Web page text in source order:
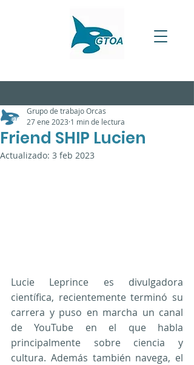
Friend SHIP Lucien
Grupo de trabajo Orcas
27 ene 2023 1 min de lectura
Actualizado: 3 feb 2023
Lucie Leprince es divulgadora
científica, recientemente terminó su
carrera y puso en marcha un canal
de YouTube en el que habla
principalmente sobre ciencia y
cultura. Además también navega, el